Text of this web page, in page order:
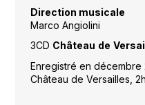
Direction musicale
Marco Angiolini
3CD Château de
Enregistré en décembre
Château de Versailles, 2h